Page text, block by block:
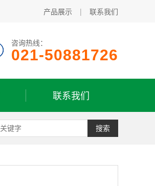
产品展示 | 联系我们
咨询热线：
021-50881726
联系我们
搜索